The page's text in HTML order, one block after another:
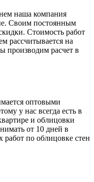
наша компания
Своим постоянным
Стоимость работ
рассчитывается на
производим расчет в
оптовыми
у нас всегда есть в
и облицовки
от 10 дней в
по облицовке стен